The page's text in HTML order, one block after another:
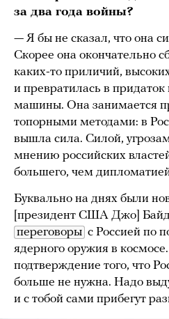
за два года войны?
— Я бы не сказал, что она
Скорее она окончательно
каких-то приличий,
и превратилась в придаток
машины. Она занимается
топорными методами: в
вышла сила. Силой,
мнению российских
большего, чем
Буквально на днях были
[президент США Джо]
переговоры с Россией по
ядерного оружия в
подтверждение того, что
больше не нужна. Надо
и с тобой сами прибегут